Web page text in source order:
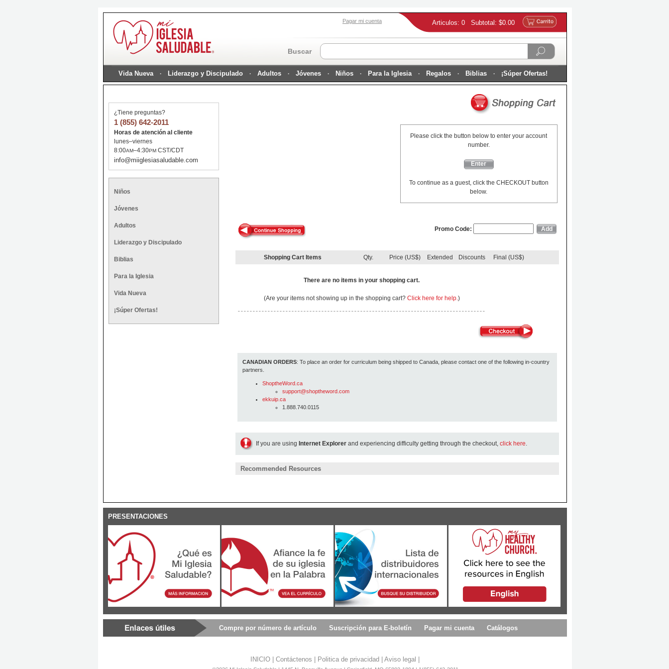
Articulos: 0 Subtotal: $0.00
Pagar mi cuenta
Buscar
Vida Nueva Liderazgo y Discipulado Adultos Jóvenes Niños Para la Iglesia Regalos Biblias ¡Súper Ofertas!
¿Tiene preguntas?
1 (855) 642-2011
Horas de atención al cliente
lunes–viernes
8:00AM–4:30PM CST/CDT
info@miiglesiasaludable.com
Niños
Jóvenes
Adultos
Liderazgo y Discipulado
Biblias
Para la Iglesia
Vida Nueva
¡Súper Ofertas!
Please click the button below to enter your account
number.
Enter
To continue as a guest, click the CHECKOUT button
below.
Promo Code:
Shopping Cart Items Qty. Price (US$) Extended Discounts Final (US$)
There are no items in your shopping cart.
(Are your items not showing up in the shopping cart? Click here for help.)
CANADIAN ORDERS: To place an order for curriculum being shipped to Canada, please contact one of the following in-country
partners.
ShoptheWord.ca
support@shoptheword.com
ekkuip.ca
1.888.740.0115
If you are using Internet Explorer and experiencing difficulty getting through the checkout, click here
Recommended Resources
PRESENTACIONES
Compre por número de artículo Suscripción para E-boletín Pagar mi cuenta Catálogos
INICIO Contáctenos Politica de privacidad Aviso legal